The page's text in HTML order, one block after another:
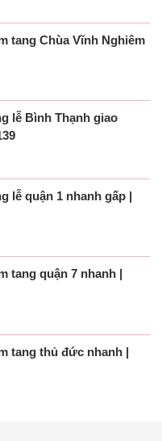
tang Chùa Vĩnh Nghiêm
lễ Bình Thạnh giao
lễ quận 1 nhanh gấp |
tang quận 7 nhanh |
tang thủ đức nhanh |